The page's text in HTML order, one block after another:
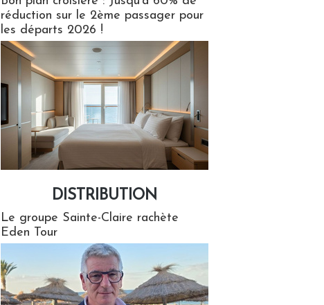
réduction sur le 2ème passager pour
les départs 2026 !
DISTRIBUTION
Le groupe Sainte-Claire rachète
Eden Tour